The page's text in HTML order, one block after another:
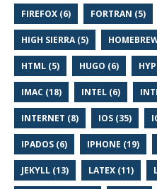
FIREFOX (6) FORTRAN (5)
HIGH SIERRA (5)
HTML (5) HUGO (6)
IMAC (18) INTEL (6)
INTERNET (8) IOS (35)
IPADOS (6) IPHONE (19)
JEKYLL (13) LATEX (11)